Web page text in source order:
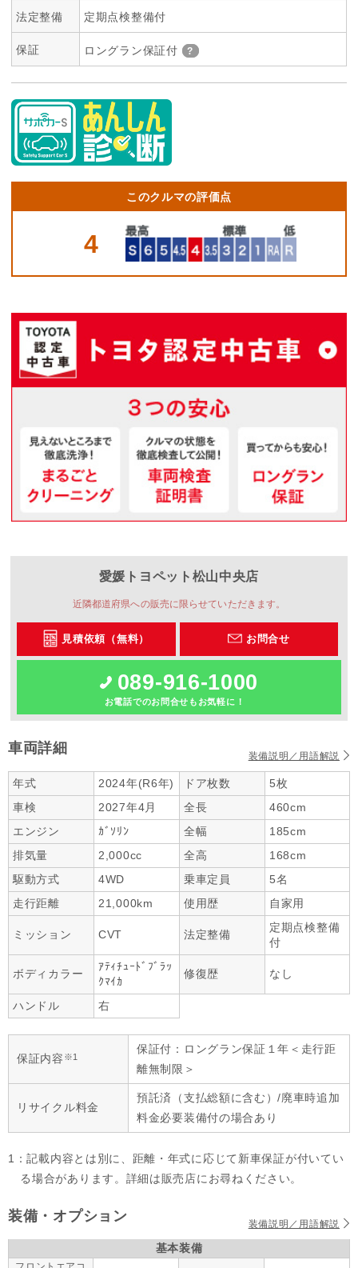
法定整備 定期点検整備付
保証 ロングラン保証付
このクルマの評価点
4
愛媛トヨペット 松山中央店
近隣都道府県への販売に限らせていただきます。
見積依頼（無料） お問合せ
089-916-1000
お電話でのお問合せもお気軽に！
車両詳細 装備説明／用語解説
年式 2024年(R6年) ドア枚数
5枚
車検
2027年4月 全長
460cm
エンジン
ｶﾞｿﾘﾝ 全幅
185cm
排気量
2,000cc 全高
168cm
駆動方式
4WD 乗車定員
5名
走行距離
21,000km 使用歴 自家用
ミッション CVT 法定整備
定期点検整備
付
ボディカラー
ｱﾃｨﾁｭｰﾄﾞﾌﾞﾗｯ
ｸﾏｲｶ
修復歴 なし
ハンドル 右
保証内容 ※1
保証付：ロングラン保証１年＜走行距
離無制限＞
リサイクル料金
預託済（支払総額に含む）/廃車時追加
料金必要装備付の場合あり
1：記載内容とは別に、距離・年式に応じて新車保証が付いてい
る場合があります。詳細は販売店にお尋ねください。
装備・オプション 装備説明／用語解説
基本装備